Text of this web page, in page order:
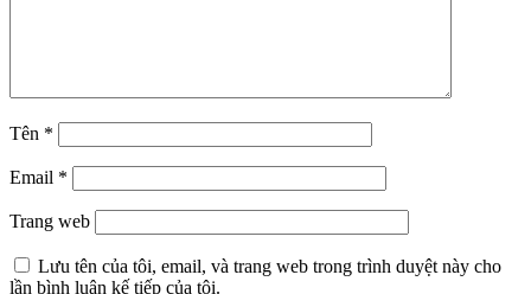
Tên *
Email *
Trang web
Lưu tên của tôi, email, và trang web trong trình duyệt này cho
lần bình luận kế tiếp của tôi.